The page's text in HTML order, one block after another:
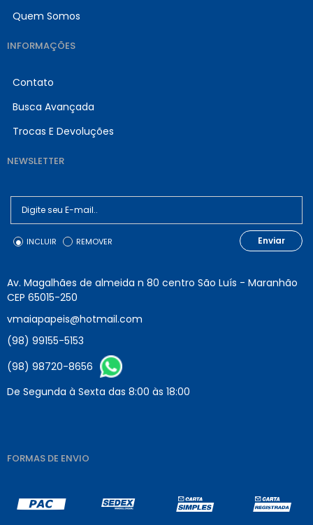
Quem Somos
INFORMAÇÕES
Contato
Busca Avançada
Trocas E Devoluções
NEWSLETTER
INCLUIR REMOVER Enviar
Av. Magalhães de almeida n 80 centro São Luís - Maranhão
CEP 65015-250
vmaiapapeis@hotmail.com
(98) 99155-5153
(98) 98720-8656
De Segunda à Sexta das 8:00 às 18:00
FORMAS DE ENVIO